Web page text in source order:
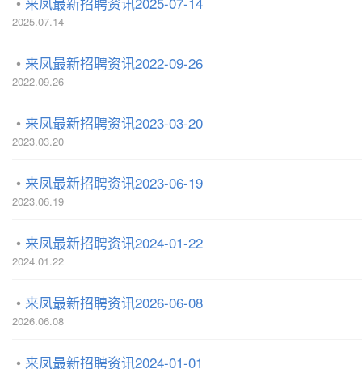
2025.07.14
来凤最新招聘资讯2022-09-26
2022.09.26
来凤最新招聘资讯2023-03-20
2023.03.20
来凤最新招聘资讯2023-06-19
2023.06.19
来凤最新招聘资讯2024-01-22
2024.01.22
来凤最新招聘资讯2026-06-08
2026.06.08
来凤最新招聘资讯2024-01-01